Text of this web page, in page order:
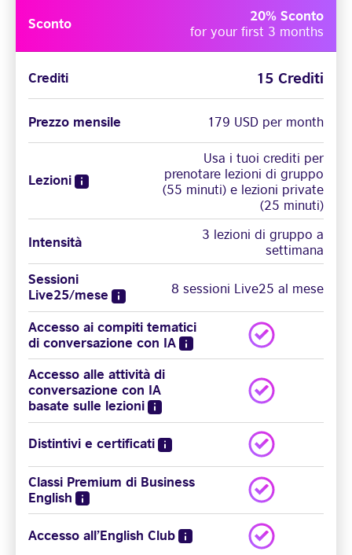
Sconto 20% Sconto
for your first 3 months
Crediti 15 Crediti
Prezzo mensile 179 USD per month
Lezioni
Usa i tuoi crediti per
prenotare lezioni di gruppo
(55 minuti) e lezioni private
(25 minuti)
Intensità
3 lezioni di gruppo a
settimana
Sessioni
Live25/mese
8 sessioni Live25 al mese
Accesso ai compiti tematici
di conversazione con IA
Accesso alle attività di
conversazione con IA
basate sulle lezioni
Distintivi e certificati
Classi Premium di Business
English
Accesso all’English Club